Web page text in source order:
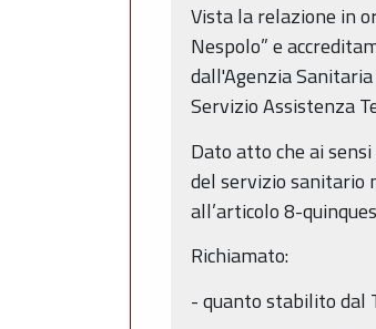
Vista la relazione in
Nespolo” e
dall'Agenzia
Servizio Assistenza
Dato atto che ai
del servizio sanitario
all’articolo 8-
Richiamato:
- quanto stabilito dal